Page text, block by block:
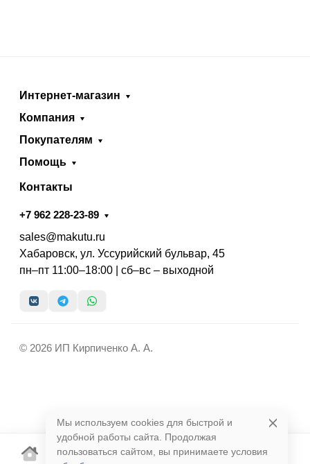
Интернет-магазин
Компания
Покупателям
Помощь
Контакты
+7 962 228-23-89
sales@makutu.ru
Хабаровск, ул. Уссурийский бульвар, 45
пн–пт 11:00–18:00 | сб–вс – выходной
© 2026 ИП Кирпиченко А. А.
Мы используем cookies для быстрой и
удобной работы сайта. Продолжая
пользоваться сайтом, вы принимаете условия